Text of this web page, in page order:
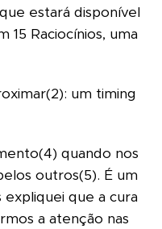
estará disponível
15 Raciocínios, uma
um timing
quando nos
outros(5). É um
que a cura
a atenção nas